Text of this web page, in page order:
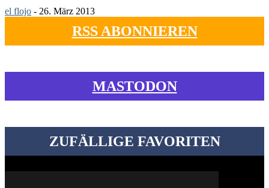
el flojo - 26. März 2013
RSS ABONNIEREN
MASTODON
ZUFÄLLIGE FAVORITEN